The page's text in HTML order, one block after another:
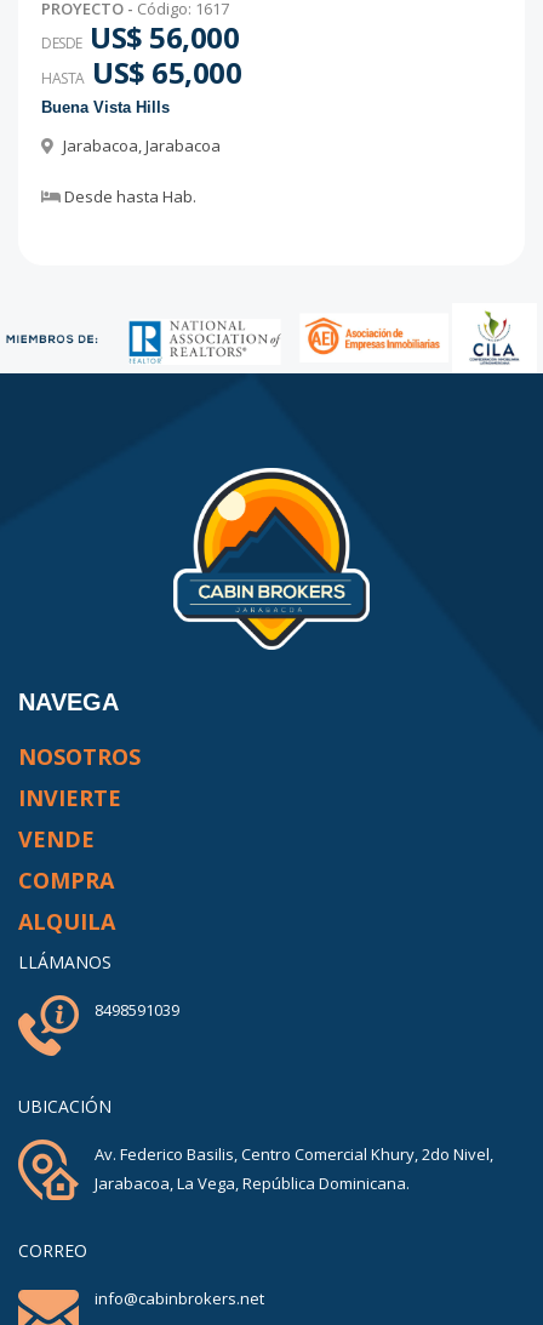
PROYECTO - Código: 1617
DESDE US$ 56,000
HASTA US$ 65,000
Buena Vista Hills
Jarabacoa,Jarabacoa
Desde hasta Hab.
NAVEGA
NOSOTROS
INVIERTE
VENDE
COMPRA
ALQUILA
LLÁMANOS
8498591039
UBICACIÓN
Av. Federico Basilis, Centro Comercial Khury, 2do Nivel,
Jarabacoa, La Vega, República Dominicana.
CORREO
info@cabinbrokers.net